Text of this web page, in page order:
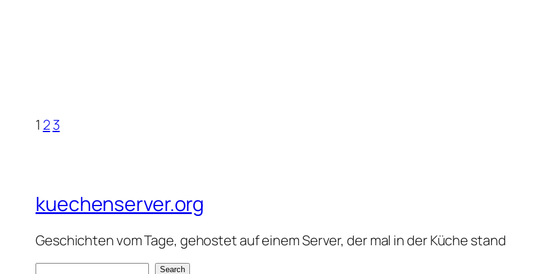
1 23
kuechenserver.org
Geschichten vom Tage, gehostet auf einem Server, der mal in der Küche stand
Search